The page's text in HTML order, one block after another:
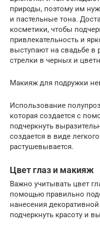
природы, поэтому им
и пастельные тона.
косметики, чтобы
привлекательность и
выступают на свадьбе в
стрелки в черных и
Макияж для подружки
Использование
которая создается с
подчеркнуть
создается в виде
растушевывается.
Цвет глаз и макияж
Важно учитывать цвет
помощью правильно
нанесения
подчеркнуть красоту и